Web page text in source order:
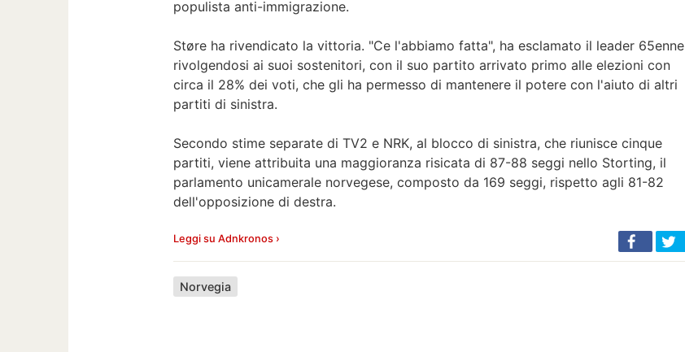
populista anti-immigrazione.
Støre ha rivendicato la vittoria. "Ce l'abbiamo fatta", ha esclamato il leader 65enne
rivolgendosi ai suoi sostenitori, con il suo partito arrivato primo alle elezioni con
circa il 28% dei voti, che gli ha permesso di mantenere il potere con l'aiuto di altri
partiti di sinistra.
Secondo stime separate di TV2 e NRK, al blocco di sinistra, che riunisce cinque
partiti, viene attribuita una maggioranza risicata di 87-88 seggi nello Storting, il
parlamento unicamerale norvegese, composto da 169 seggi, rispetto agli 81-82
dell'opposizione di destra.
Leggi su Adnkronos ›
Norvegia